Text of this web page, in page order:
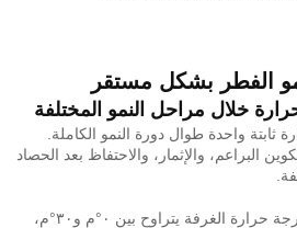
الفطر بشكل مستقر
ثابتة واحدة طوال دورة النمو الكاملة.
البراعم، والإثمار، والاحتفاظ بعد الحصاد
تدعم وحدة SIDITE نطاقًا لدرجة حرارة الغرفة يتراوح بين ٠°م و٣٠°م،